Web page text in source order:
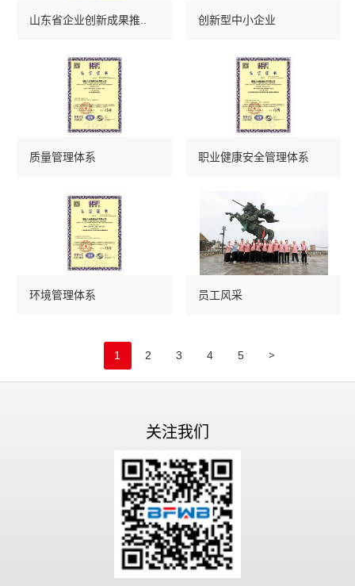
山东省企业创新成果推.. 创新型中小企业
质量管理体系 职业健康安全管理体系
环境管理体系 员工风采
1 2 3 4 5 >
关注我们